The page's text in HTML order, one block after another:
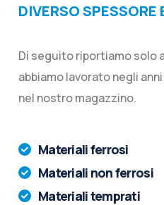
DIVERSO SPESSORE
Di seguito riportiamo solo
abbiamo lavorato negli
nel nostro magazzino.
Materiali ferrosi
Materiali non ferrosi
Materiali temprati